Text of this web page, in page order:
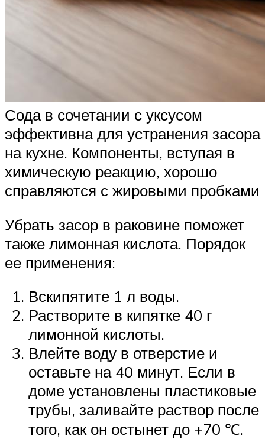
Сода в сочетании с уксусом
эффективна для устранения засора
на кухне. Компоненты, вступая в
химическую реакцию, хорошо
справляются с жировыми пробками
Убрать засор в раковине поможет
также лимонная кислота. Порядок
ее применения:
Вскипятите 1 л воды.
Растворите в кипятке 40 г
лимонной кислоты.
Влейте воду в отверстие и
оставьте на 40 минут. Если в
доме установлены пластиковые
трубы, заливайте раствор после
того, как он остынет до +70 ℃.